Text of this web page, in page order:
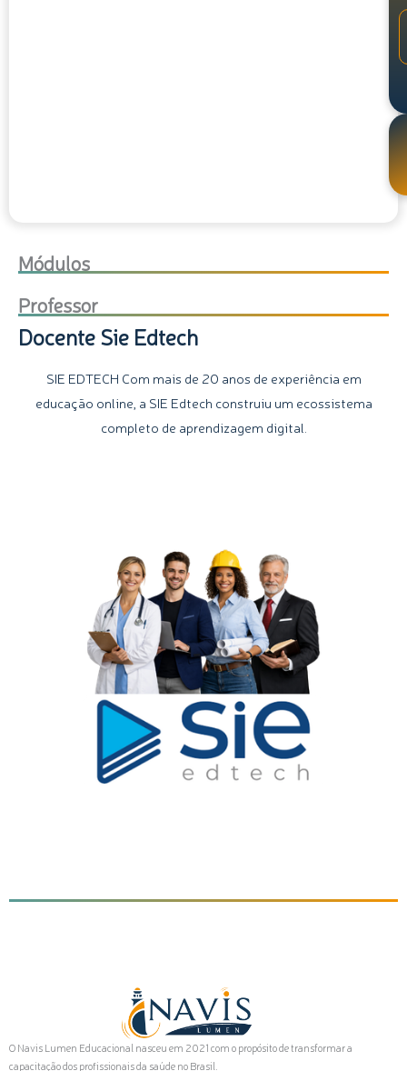
Módulos
Professor
Docente Sie Edtech
SIE EDTECH Com mais de 20 anos de experiência em
educação online, a SIE Edtech construiu um ecossistema
completo de aprendizagem digital.
O Navis Lumen Educacional nasceu em 2021 com o propósito de transformar a
capacitação dos profissionais da saúde no Brasil.